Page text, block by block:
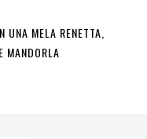
UNA MELA RENETTA,
MANDORLA